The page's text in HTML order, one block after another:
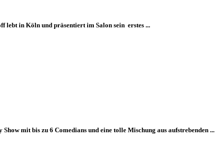
lebt in Köln und präsentiert im Salon sein erstes ...
mit bis zu 6 Comedians und eine tolle Mischung aus aufstrebenden ...